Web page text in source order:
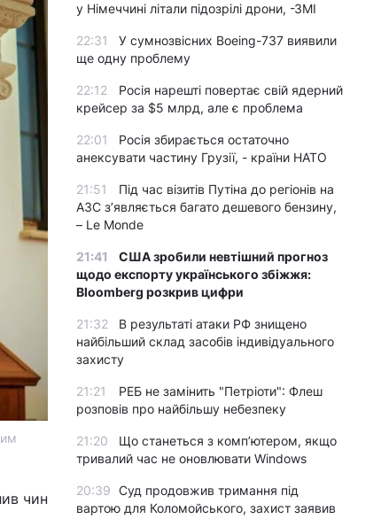
чин
у Німеччині літали підозрілі дрони, -ЗМІ
22:31
У сумнозвісних Boeing-737 виявили
ще одну проблему
22:12
Росія нарешті повертає свій ядерний
крейсер за $5 млрд, але є проблема
22:01
Росія збирається остаточно
анексувати частину Грузії, - країни НАТО
21:51
Під час візитів Путіна до регіонів на
АЗС з’являється багато дешевого бензину,
– Le Monde
21:41
США зробили невтішний прогноз
щодо експорту українського збіжжя:
Bloomberg розкрив цифри
21:32
В результаті атаки РФ знищено
найбільший склад засобів індивідуального
захисту
21:21
РЕБ не замінить "Петріоти": Флеш
розповів про найбільшу небезпеку
21:20
Що станеться з комп’ютером, якщо
тривалий час не оновлювати Windows
20:39 Суд продовжив тримання під
вартою для Коломойського, захист заявив